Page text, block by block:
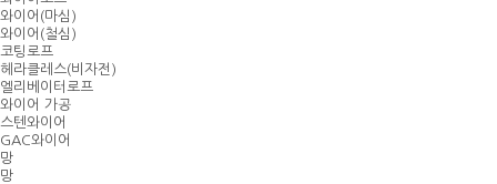
와이어(마심)
와이어(철심)
코팅로프
헤라클레스(비자전)
엘리베이터로프
와이어 가공
스텐와이어
GAC와이어
망
망